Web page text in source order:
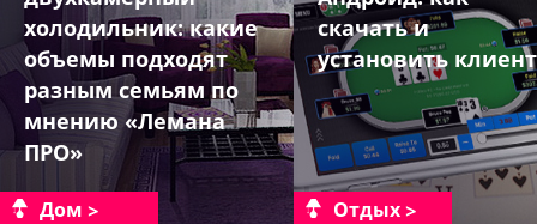
холодильник: какие
объемы подходят
разным семьям по
мнению «Лемана
ПРО»
Дом
скачать и
установить
Отдых